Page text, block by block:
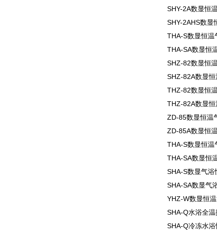
SHY-2A数显恒
SHY-2AHS数显
THA-S数显恒温
THA-SA数显恒
SHZ-82数显恒
SHZ-82A数显
THZ-82数显恒
THZ-82A数显
ZD-85数显恒温
ZD-85A数显恒
THA-S数显恒温
THA-SA数显恒
SHA-S数显气浴
SHA-SA数显气
YHZ-W数显恒
SHA-Q水浴全
SHA-Q冷冻水